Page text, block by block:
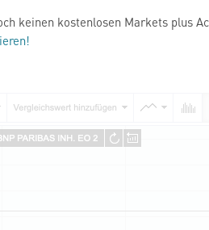
keinen kostenlosen Markets plus